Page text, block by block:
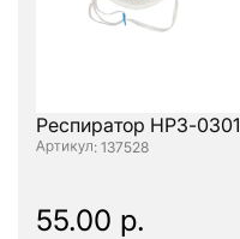
Респиратор НРЗ-0301
: 137528
55.00 р.